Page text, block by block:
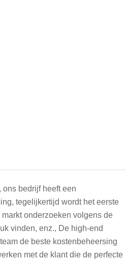
bedrijf heeft een
tegelijkertijd wordt het eerste
onderzoeken volgens de
vinden, enz., De high-end
de beste kostenbeheersing
met de klant die de perfecte